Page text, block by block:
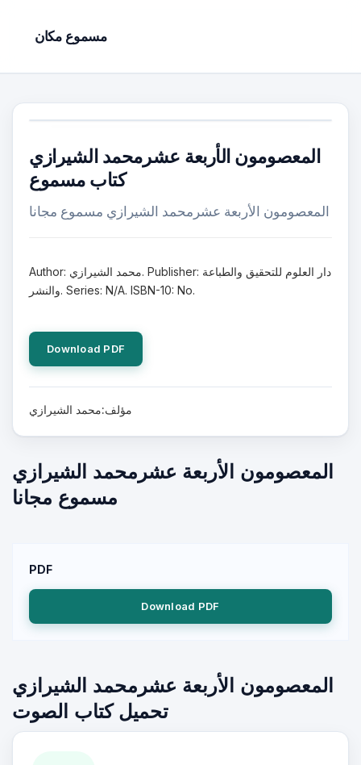
مسموع مكان
المعصومون الأربعة عشرمحمد الشيرازي
كتاب مسموع
المعصومون الأربعة عشرمحمد الشيرازي مسموع مجانا
Author: محمد الشيرازي. Publisher: دار العلوم للتحقيق والطباعة
والنشر. Series: N/A. ISBN-10: No.
Download PDF
مؤلف:محمد الشيرازي
المعصومون الأربعة عشرمحمد الشيرازي
مسموع مجانا
PDF
Download PDF
المعصومون الأربعة عشرمحمد الشيرازي
تحميل كتاب الصوت